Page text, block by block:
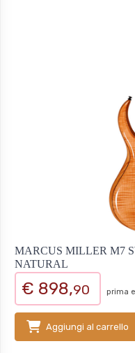
MARCUS MILLER M7
NATURAL
€ 898,90 prima
Aggiungi al carrello